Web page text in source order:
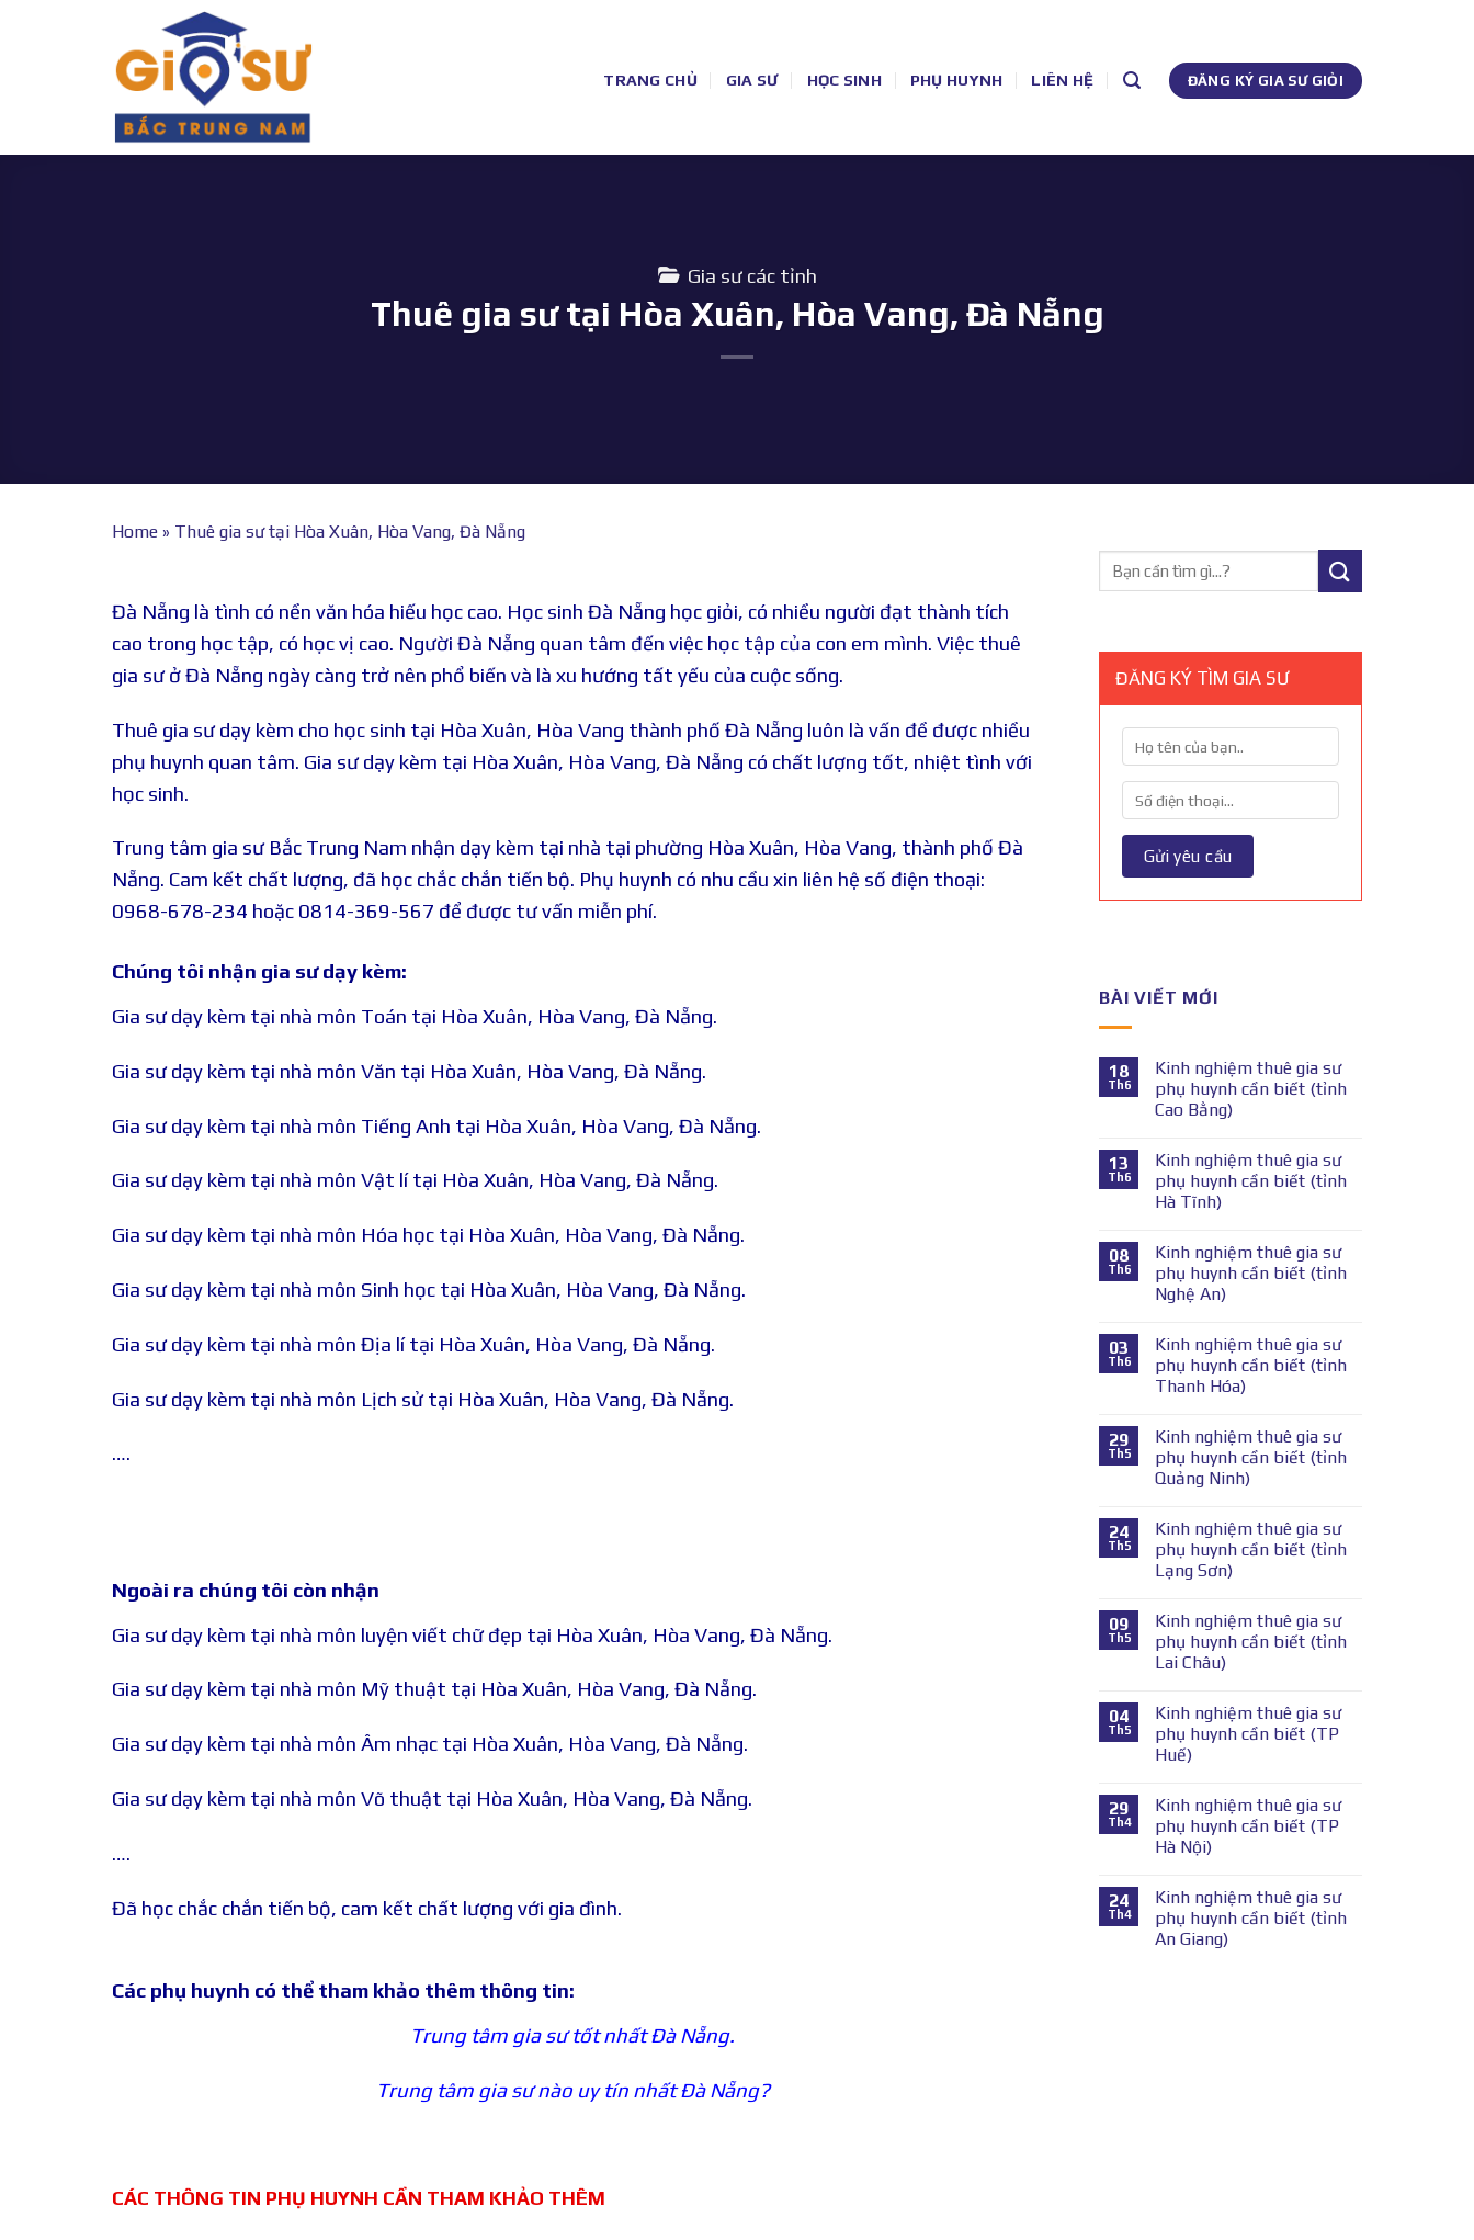
TRANG CHỦ GIA SƯ HỌC SINH PHỤ HUYNH LIÊN HỆ ĐĂNG KÝ GIA SƯ GIỎI
Gia sư các tỉnh
Thuê gia sư tại Hòa Xuân, Hòa Vang, Đà Nẵng
Home » Thuê gia sư tại Hòa Xuân, Hòa Vang, Đà Nẵng
Đà Nẵng là tình có nền văn hóa hiếu học cao. Học sinh Đà Nẵng học giỏi, có nhiều người đạt thành tích
cao trong học tập, có học vị cao. Người Đà Nẵng quan tâm đến việc học tập của con em mình. Việc thuê
gia sư ở Đà Nẵng ngày càng trở nên phổ biến và là xu hướng tất yếu của cuộc sống.
Thuê gia sư dạy kèm cho học sinh tại Hòa Xuân, Hòa Vang thành phố Đà Nẵng luôn là vấn đề được nhiều
phụ huynh quan tâm. Gia sư dạy kèm tại Hòa Xuân, Hòa Vang, Đà Nẵng có chất lượng tốt, nhiệt tình với
học sinh.
Trung tâm gia sư Bắc Trung Nam nhận dạy kèm tại nhà tại phường Hòa Xuân, Hòa Vang, thành phố Đà
Nẵng. Cam kết chất lượng, đã học chắc chắn tiến bộ. Phụ huynh có nhu cầu xin liên hệ số điện thoại:
0968-678-234 hoặc 0814-369-567 để được tư vấn miễn phí.
Chúng tôi nhận gia sư dạy kèm:
Gia sư dạy kèm tại nhà môn Toán tại Hòa Xuân, Hòa Vang, Đà Nẵng.
Gia sư dạy kèm tại nhà môn Văn tại Hòa Xuân, Hòa Vang, Đà Nẵng.
Gia sư dạy kèm tại nhà môn Tiếng Anh tại Hòa Xuân, Hòa Vang, Đà Nẵng.
Gia sư dạy kèm tại nhà môn Vật lí tại Hòa Xuân, Hòa Vang, Đà Nẵng.
Gia sư dạy kèm tại nhà môn Hóa học tại Hòa Xuân, Hòa Vang, Đà Nẵng.
Gia sư dạy kèm tại nhà môn Sinh học tại Hòa Xuân, Hòa Vang, Đà Nẵng.
Gia sư dạy kèm tại nhà môn Địa lí tại Hòa Xuân, Hòa Vang, Đà Nẵng.
Gia sư dạy kèm tại nhà môn Lịch sử tại Hòa Xuân, Hòa Vang, Đà Nẵng.
….
Ngoài ra chúng tôi còn nhận
Gia sư dạy kèm tại nhà môn luyện viết chữ đẹp tại Hòa Xuân, Hòa Vang, Đà Nẵng.
Gia sư dạy kèm tại nhà môn Mỹ thuật tại Hòa Xuân, Hòa Vang, Đà Nẵng.
Gia sư dạy kèm tại nhà môn Âm nhạc tại Hòa Xuân, Hòa Vang, Đà Nẵng.
Gia sư dạy kèm tại nhà môn Võ thuật tại Hòa Xuân, Hòa Vang, Đà Nẵng.
….
Đã học chắc chắn tiến bộ, cam kết chất lượng với gia đình.
Các phụ huynh có thể tham khảo thêm thông tin:
Trung tâm gia sư tốt nhất Đà Nẵng.
Trung tâm gia sư nào uy tín nhất Đà Nẵng?
CÁC THÔNG TIN PHỤ HUYNH CẦN THAM KHẢO THÊM
ĐĂNG KÝ TÌM GIA SƯ
BÀI VIẾT MỚI
18
Th6
Kinh nghiệm thuê gia sư
phụ huynh cần biết (tỉnh
Cao Bằng)
13
Th6
Kinh nghiệm thuê gia sư
phụ huynh cần biết (tỉnh
Hà Tĩnh)
08
Th6
Kinh nghiệm thuê gia sư
phụ huynh cần biết (tỉnh
Nghệ An)
03
Th6
Kinh nghiệm thuê gia sư
phụ huynh cần biết (tỉnh
Thanh Hóa)
29
Th5
Kinh nghiệm thuê gia sư
phụ huynh cần biết (tỉnh
Quảng Ninh)
24
Th5
Kinh nghiệm thuê gia sư
phụ huynh cần biết (tỉnh
Lạng Sơn)
09
Th5
Kinh nghiệm thuê gia sư
phụ huynh cần biết (tỉnh
Lai Châu)
04
Th5
Kinh nghiệm thuê gia sư
phụ huynh cần biết (TP
Huế)
29
Th4
Kinh nghiệm thuê gia sư
phụ huynh cần biết (TP
Hà Nội)
24
Th4
Kinh nghiệm thuê gia sư
phụ huynh cần biết (tỉnh
An Giang)